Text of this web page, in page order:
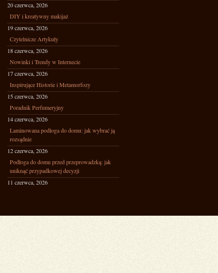
20 czerwca, 2026
DIY i kreatywny makijaż
19 czerwca, 2026
Czytelnicze Artykuły
18 czerwca, 2026
Nowinki i Trendy w Internecie
17 czerwca, 2026
Inspirujące Historie i Metamorfozy
15 czerwca, 2026
Poradnik Perfumeryjny
14 czerwca, 2026
Laminowana podłoga do domu: jak wybrać ją
rozsądnie
12 czerwca, 2026
Podłoga do domu przed przeprowadzką: jak
uniknąć przypadkowej decyzji
11 czerwca, 2026